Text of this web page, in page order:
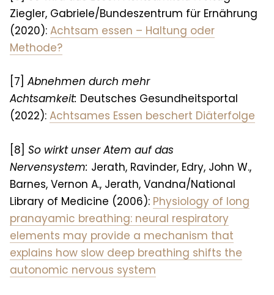
Ziegler, Gabriele/Bundeszentrum für Ernährung
(2020): Achtsam essen – Haltung oder
Methode?
[7]Abnehmen durch mehr
Achtsamkeit: Deutsches Gesundheitsportal
(2022): Achtsames Essen beschert Diäterfolge
[8] So wirkt unser Atem auf das
Nervensystem: Jerath, Ravinder, Edry, John W.,
Barnes, Vernon A., Jerath, Vandna/National
Library of Medicine (2006): Physiology of long
pranayamic breathing: neural respiratory
elements may provide a mechanism that
explains how slow deep breathing shifts the
autonomic nervous system